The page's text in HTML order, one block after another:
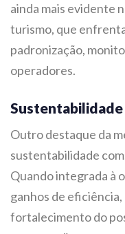
ainda mais evidente
turismo, que
padronização,
operadores.
Outro destaque da
sustentabilidade
Quando integrada à
ganhos de
fortalecimento do